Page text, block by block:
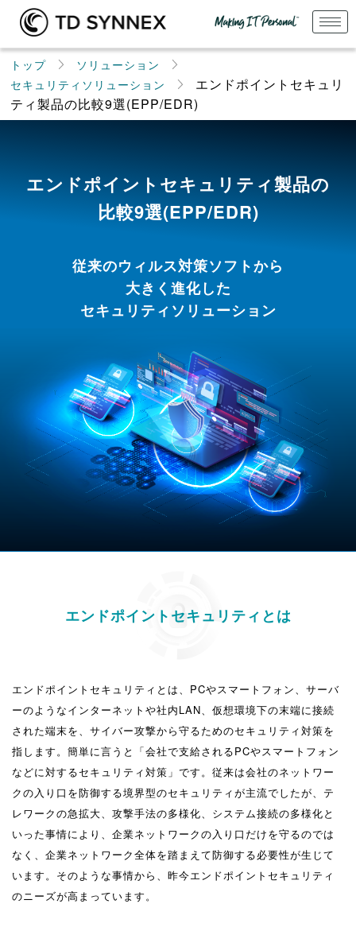
トップ
ソリューション
セキュリティソリューション
エンドポイントセキュリ
ティ製品の比較9選(EPP/EDR)
エンドポイントセキュリティ製品の
比較9選(EPP/EDR)
従来のウィルス対策ソフトから
大きく進化した
セキュリティソリューション
エンドポイントセキュリティとは
エンドポイントセキュリティとは、PCやスマートフォン、サーバ
ーのようなインターネットや社内LAN、仮想環境下の末端に接続
された端末を、サイバー攻撃から守るためのセキュリティ対策を
指します。簡単に言うと「会社で支給されるPCやスマートフォン
などに対するセキュリティ対策」です。従来は会社のネットワー
クの入り口を防御する境界型のセキュリティが主流でしたが、テ
レワークの急拡大、攻撃手法の多様化、システム接続の多様化と
いった事情により、企業ネットワークの入り口だけを守るのでは
なく、企業ネットワーク全体を踏まえて防御する必要性が生じて
います。そのような事情から、昨今エンドポイントセキュリティ
のニーズが高まっています。